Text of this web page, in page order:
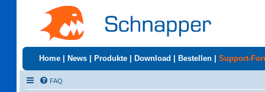
Home News Produkte Download Bestellen Support-
FAQ